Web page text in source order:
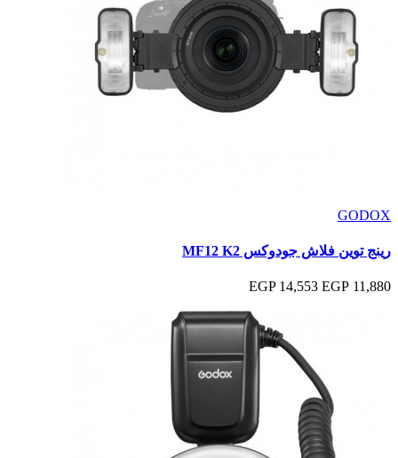
GODOX
رينج توين فلاش جودوكس MF12 K2
11,880 EGP
14,553 EGP